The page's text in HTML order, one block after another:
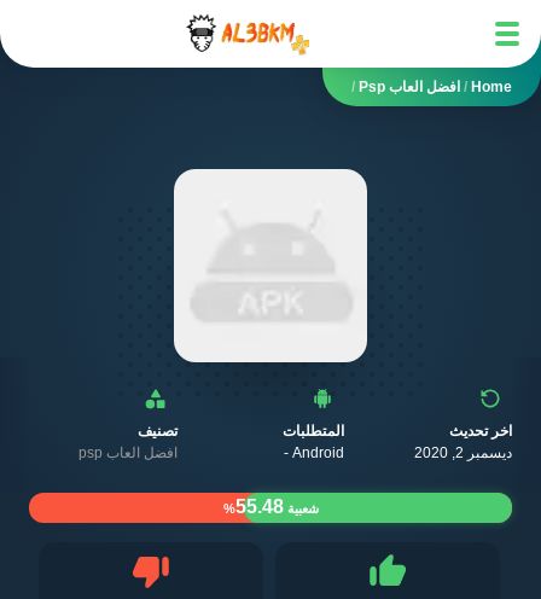
Home
/ افضل العاب Psp /
اخر تحديث
ديسمبر 2, 2020
المتطلبات
Android -
تصنيف
افضل العاب psp
شعبية55.48
%